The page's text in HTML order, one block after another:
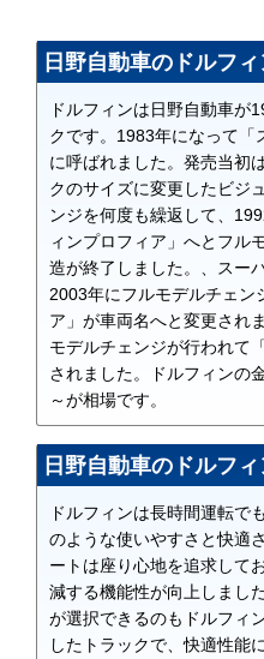
日野自動車のドルフ
ドルフィンは日野自動車が
クです。1983年になって「
に呼ばれました。発売当初
クのサイズに変更したビジ
ンジを何度も繰返して、
ィンプロフィア」へとフル
造が終了しました。、スー
2003年にフルモデルチェン
ア」が車両名へと変更され
モデルチェンジが行われて
されました。ドルフィンの
～が相場です。
日野自動車のドルフ
ドルフィンは長時間運転で
のような使いやすさと快適
ートは座り心地を追求して
減する機能性が向上しまし
が選択できるのもドルフィ
したトラックで、快適性能